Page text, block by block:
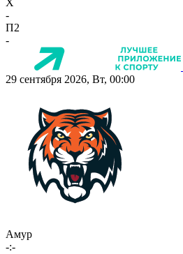
X
-
П2
-
29 сентября 2026, Вт, 00:00
Амур
-:-